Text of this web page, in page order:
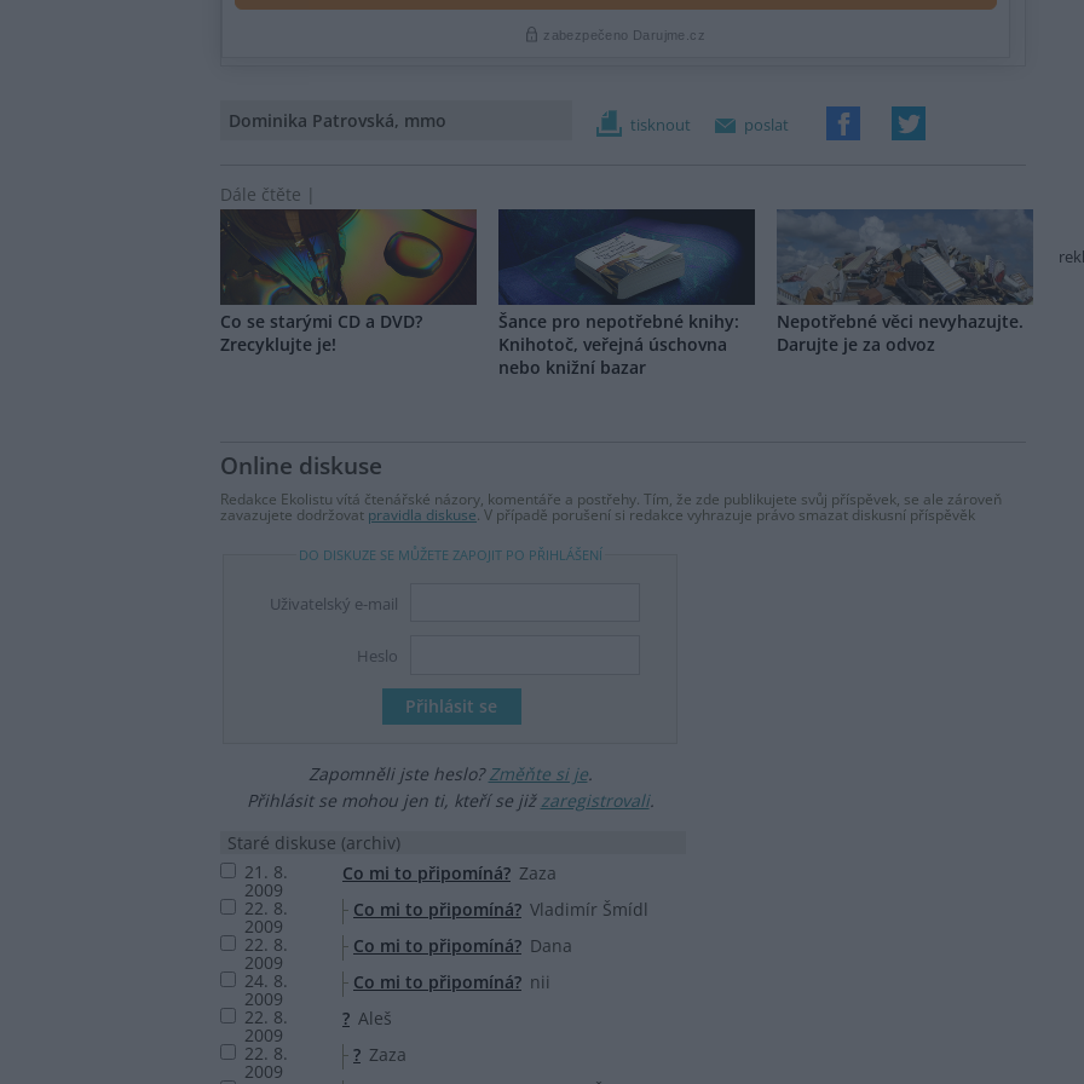
Dominika Patrovská, mmo tisknout poslat
Dále čtěte |
Co se starými CD a DVD?
Zrecyklujte je!
Šance pro nepotřebné knihy:
Knihotoč, veřejná úschovna
nebo knižní bazar
Nepotřebné věci nevyhazujte.
Darujte je za odvoz
Online diskuse
Redakce Ekolistu vítá čtenářské názory, komentáře a postřehy. Tím, že zde publikujete svůj příspěvek, se ale zároveň
zavazujete dodržovat pravidla diskuse . V případě porušení si redakce vyhrazuje právo smazat diskusní příspěvěk
DO DISKUZE SE MŮŽETE ZAPOJIT PO PŘIHLÁŠENÍ
Uživatelský e-mail
Heslo
Zapomněli jste heslo?Změňte si je.
Přihlásit se mohou jen ti, kteří se již zaregistrovali.
Staré diskuse (archiv)
21. 8.
2009
Co mi to připomíná? Zaza
22. 8.
2009
Co mi to připomíná? Vladimír Šmídl
22. 8.
2009
Co mi to připomíná? Dana
24. 8.
2009
Co mi to připomíná? nii
22. 8.
2009
? Aleš
22. 8.
2009
? Zaza